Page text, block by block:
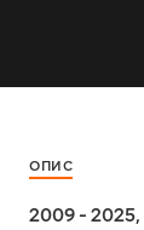
ОПИС
2009 - 2025,